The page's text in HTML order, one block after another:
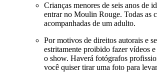
Crianças menores de seis anos de
entrar no Moulin Rouge. Todas as
acompanhadas de um adulto.
Por motivos de direitos autorais e
estritamente proibido fazer vídeos
o show. Haverá fotógrafos
você quiser tirar uma foto para